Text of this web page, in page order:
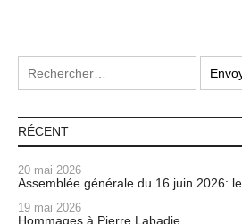
RÉCENT
20 mai 2026
Assemblée générale du 16 juin 2026:
19 mai 2026
Hommages à Pierre Labadie